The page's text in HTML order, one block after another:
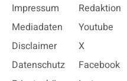
Impressum
Mediadaten
Disclaimer
Datenschutz
Redaktion
Youtube
X
Facebook